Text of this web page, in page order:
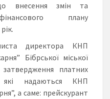
внесення змін та
плану
директора КНП
Бібрської міської
платних
які надаються КНП
а саме: прейскурант